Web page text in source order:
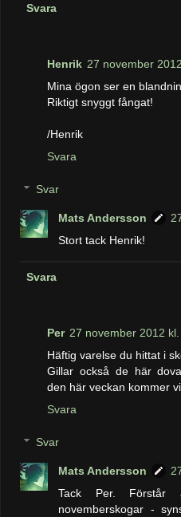
Svara
Henrik 27 november
Mina ögon ser en
Riktigt snyggt fångat!
/Henrik
Svara
Svar
Mats Andersson
Stort tack Henrik!
Svara
Per 27 november 2012
Häftig varelse du hittat i
Gillar också de här
den här veckan kommer
Svara
Svar
Mats Andersson
Tack Per.
novemberskogar -